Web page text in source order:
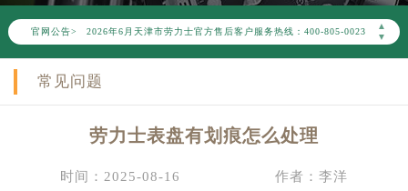
官网公告>
▲
▼
2026年6月劳力士天津市售后服务网络优化升级公告
2026年6月天津市劳力士官方售后客户服务热线：400-805-0023
2026年6月劳力士售后服务中心最新网点地址：
节假日正常营业！
常见问题
劳力士表盘有划痕怎么处理
时间：2025-08-16 作者：李洋